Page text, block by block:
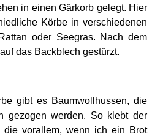
in einen Gärkorb gelegt. Hier
Körbe in verschiedenen
oder Seegras. Nach dem
das Backblech gestürzt.
gibt es Baumwollhussen, die
gezogen werden. So klebt der
die vorallem, wenn ich ein Brot